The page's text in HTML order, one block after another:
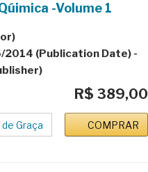
-Volume 1
(Publication Date) -
R$ 389,00
Graça COMPRAR